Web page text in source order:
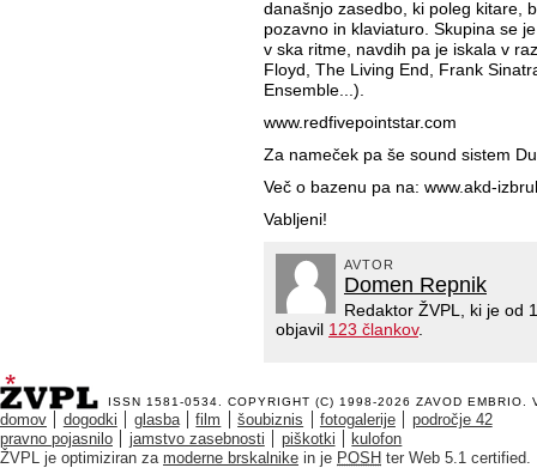
današnjo zasedbo, ki poleg kitare,
pozavno in klaviaturo. Skupina se
v ska ritme, navdih pa je iskala v
Floyd, The Living End, Frank
Ensemble...).
www.redfivepointstar.com
Za nameček pa še sound sistem
Več o bazenu pa na: www.akd-
Vabljeni!
AVTOR
Domen Repnik
Redaktor ŽVPL, ki je od
objavil 123 člankov.
ISSN 1581-0534. COPYRIGHT (C) 1998-2026 ZAVOD EMBRIO .
domov dogodki glasba film šoubiznis fotogalerije
področje 42
pravno pojasnilo
jamstvo zasebnosti piškotki
kulofon
ŽVPL je optimiziran za moderne brskalnike in je POSH ter Web 5.1 certified.